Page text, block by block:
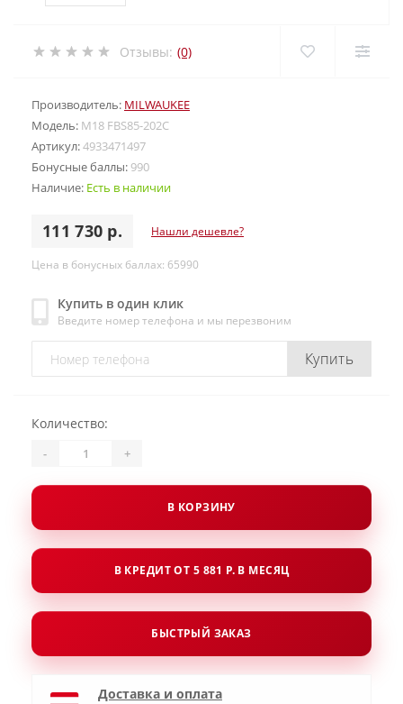
Отзывы: (0)
Производитель: MILWAUKEE
Модель: M18 FBS85-202C
Артикул:4933471497
Бонусные баллы: 990
Наличие: Есть в наличии
111 730 р. Нашли дешевле?
Цена в бонусных баллах: 65990
Купить в один клик
Введите номер телефона и мы перезвоним
Купить
Количество:
- +
В КОРЗИНУ
В КРЕДИТ ОТ 5 881 Р. В МЕСЯЦ
БЫСТРЫЙ ЗАКАЗ
Доставка и оплата